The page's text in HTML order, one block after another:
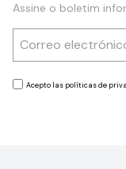
Assine o boletim
Acepto las políticas de